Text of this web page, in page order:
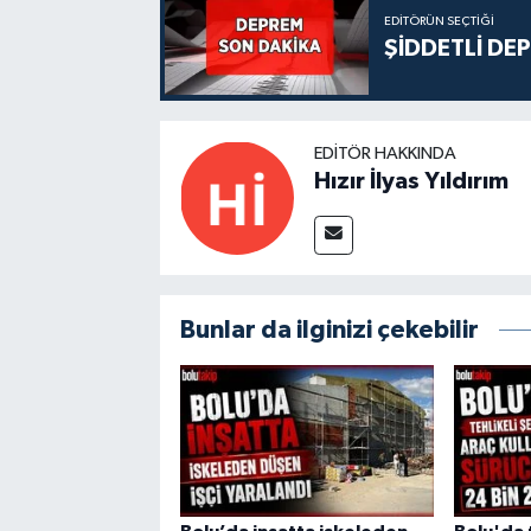
EDITÖRÜN SEÇTIĞI
ŞİDDETLİ
EDITÖR HAKKINDA
Hızır İlyas Yıldırım
Bunlar da ilginizi çekebilir